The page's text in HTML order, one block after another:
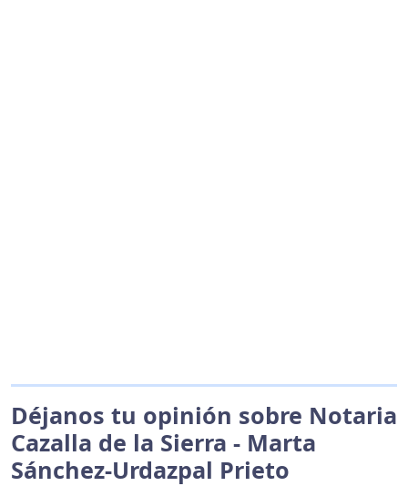
Déjanos tu opinión sobre Notaria
Cazalla de la Sierra - Marta
Sánchez-Urdazpal Prieto